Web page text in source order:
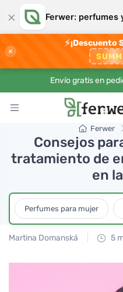
× Ferwer: perfumes
×
⚡¡Descuento
Envío gratis en
Ferwer
Consejos
tratamiento de
en
Perfumes para mujer
Martina Domanská 5